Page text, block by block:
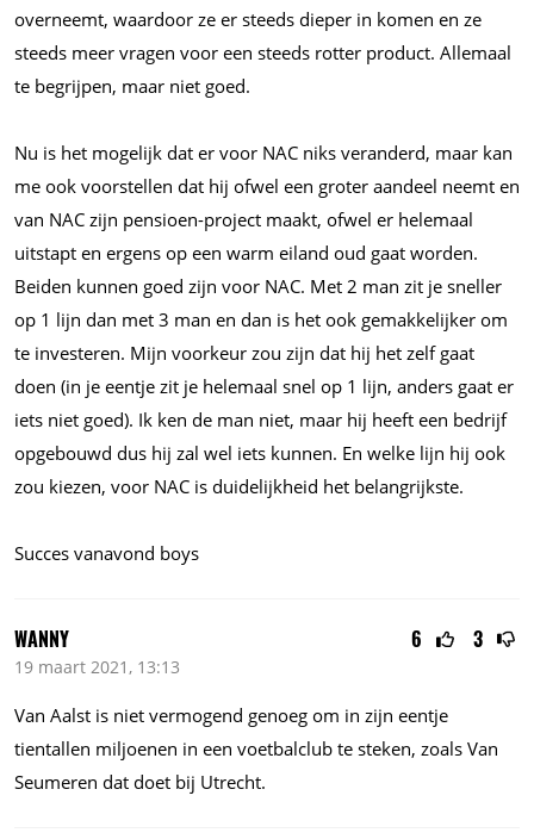
overneemt, waardoor ze er steeds dieper in komen en ze
steeds meer vragen voor een steeds rotter product. Allemaal
te begrijpen, maar niet goed.
Nu is het mogelijk dat er voor NAC niks veranderd, maar kan
me ook voorstellen dat hij ofwel een groter aandeel neemt en
van NAC zijn pensioen-project maakt, ofwel er helemaal
uitstapt en ergens op een warm eiland oud gaat worden.
Beiden kunnen goed zijn voor NAC. Met 2 man zit je sneller
op 1 lijn dan met 3 man en dan is het ook gemakkelijker om
te investeren. Mijn voorkeur zou zijn dat hij het zelf gaat
doen (in je eentje zit je helemaal snel op 1 lijn, anders gaat er
iets niet goed). Ik ken de man niet, maar hij heeft een bedrijf
opgebouwd dus hij zal wel iets kunnen. En welke lijn hij ook
zou kiezen, voor NAC is duidelijkheid het belangrijkste.
Succes vanavond boys
6 3
WANNY
19 maart 2021, 13:13
Van Aalst is niet vermogend genoeg om in zijn eentje
tientallen miljoenen in een voetbalclub te steken, zoals Van
Seumeren dat doet bij Utrecht.